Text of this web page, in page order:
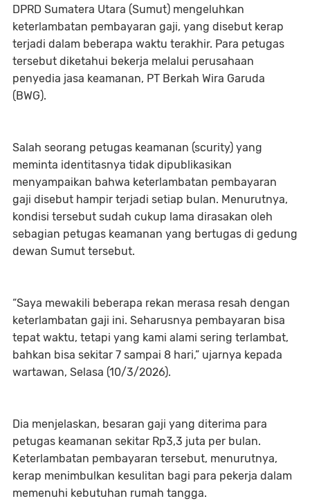
DPRD Sumatera Utara (Sumut) mengeluhkan
keterlambatan pembayaran gaji, yang disebut kerap
terjadi dalam beberapa waktu terakhir. Para petugas
tersebut diketahui bekerja melalui perusahaan
penyedia jasa keamanan, PT Berkah Wira Garuda
(BWG).
Salah seorang petugas keamanan (scurity) yang
meminta identitasnya tidak dipublikasikan
menyampaikan bahwa keterlambatan pembayaran
gaji disebut hampir terjadi setiap bulan. Menurutnya,
kondisi tersebut sudah cukup lama dirasakan oleh
sebagian petugas keamanan yang bertugas di gedung
dewan Sumut tersebut.
“Saya mewakili beberapa rekan merasa resah dengan
keterlambatan gaji ini. Seharusnya pembayaran bisa
tepat waktu, tetapi yang kami alami sering terlambat,
bahkan bisa sekitar 7 sampai 8 hari,” ujarnya kepada
wartawan, Selasa (10/3/2026).
Dia menjelaskan, besaran gaji yang diterima para
petugas keamanan sekitar Rp3,3 juta per bulan.
Keterlambatan pembayaran tersebut, menurutnya,
kerap menimbulkan kesulitan bagi para pekerja dalam
memenuhi kebutuhan rumah tangga.